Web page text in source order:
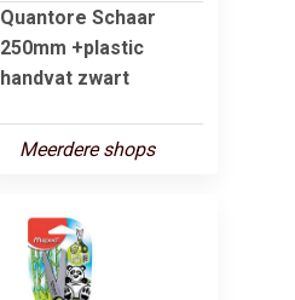
Quantore Schaar
250mm +plastic
handvat zwart
Meerdere shops